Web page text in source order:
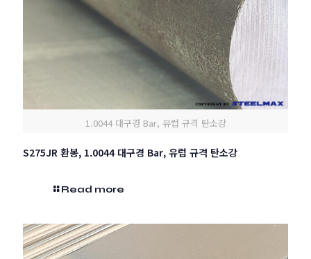
1.0044 대구경 Bar, 유럽 규격 탄소강
S275JR 환봉, 1.0044 대구경 Bar, 유럽 규격 탄소강
Read more